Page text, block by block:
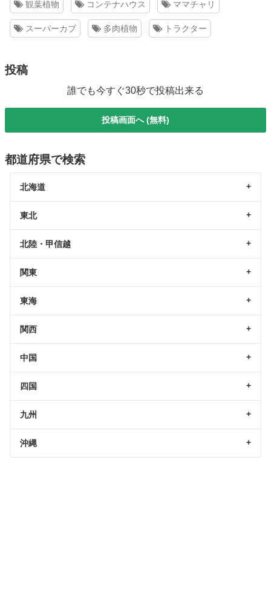
観葉植物 コンテナハウス ママチャリ
スーパーカブ 多肉植物 トラクター
投稿
誰でも今すぐ30秒で投稿出来る
投稿画面へ (無料)
都道府県で検索
北海道
東北
北陸・甲信越
関東
東海
関西
中国
四国
九州
沖縄